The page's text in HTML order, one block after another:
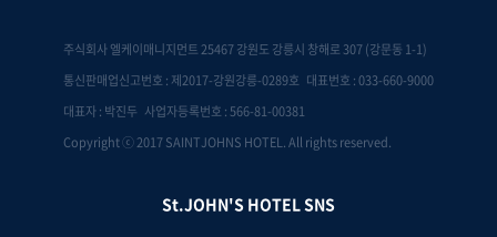
주식회사 엘케이매니지먼트 25467 강원도 강릉시 창해로 307 (강문동 1-1)
통신판매업신고번호 : 제2017-강원강릉-0289호 대표번호 : 033-660-9000
대표자 : 박진두 사업자등록번호 : 566-81-00381
Copyright ⓒ 2017 SAINTJOHNS HOTEL. All rights reserved.
St.JOHN'S HOTEL SNS